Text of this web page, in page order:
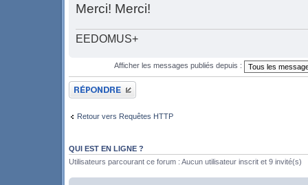
Merci! Merci!
EEDOMUS+
Afficher les messages publiés depuis :
Publier une réponse
Retour vers Requêtes HTTP
QUI EST EN LIGNE ?
Utilisateurs parcourant ce forum : Aucun utilisateur inscrit et 9 invité(s)